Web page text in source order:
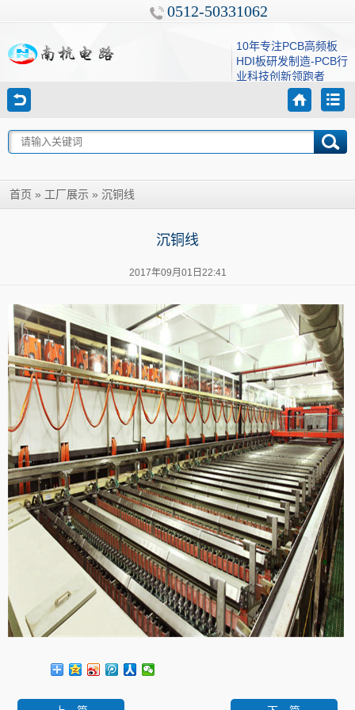
0512-50331062
10年专注PCB高频板
HDI板研发制造-PCB行
业科技创新领跑者
首页 » 工厂展示 » 沉铜线
沉铜线
2017年09月01日22:41